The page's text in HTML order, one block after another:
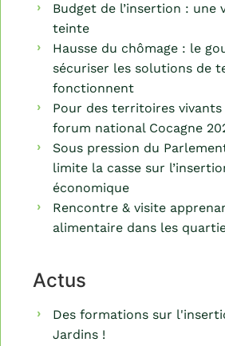
Budget de l’insertion : une
teinte
Hausse du chômage : le
sécuriser les solutions de
fonctionnent
Pour des territoires
forum national Cocagne
Sous pression du
limite la casse sur
économique
Rencontre & visite
alimentaire dans les
Actus
Des formations sur
Jardins !